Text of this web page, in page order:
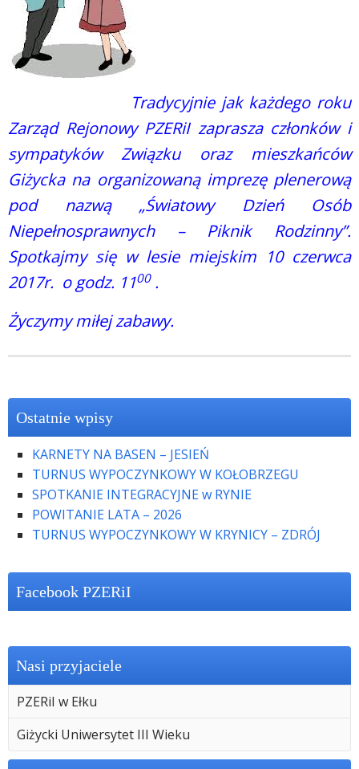
Tradycyjnie jak każdego roku
Zarząd Rejonowy PZERiI zaprasza członków i
sympatyków Związku oraz mieszkańców
Giżycka na organizowaną imprezę plenerową
pod nazwą „Światowy Dzień Osób
Niepełnosprawnych – Piknik Rodzinny”.
Spotkajmy się w lesie miejskim 10 czerwca
2017r. o godz. 1100.
Życzymy miłej zabawy.
Ostatnie wpisy
KARNETY NA BASEN – JESIEŃ
TURNUS WYPOCZYNKOWY W KOŁOBRZEGU
SPOTKANIE INTEGRACYJNE w RYNIE
POWITANIE LATA – 2026
TURNUS WYPOCZYNKOWY W KRYNICY – ZDRÓJ
Facebook PZERiI
Nasi przyjaciele
PZERiI w Ełku
Giżycki Uniwersytet III Wieku